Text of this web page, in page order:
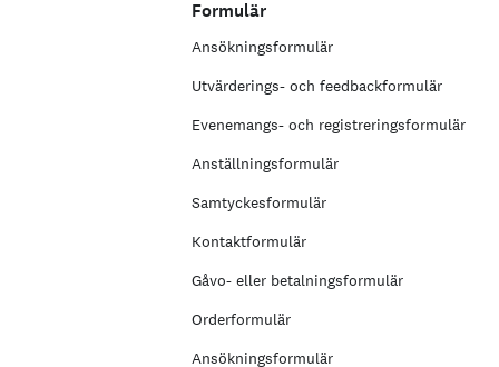
Formulär
Ansökningsformulär
Utvärderings- och feedbackformulär
Evenemangs- och registreringsformulär
Anställningsformulär
Samtyckesformulär
Kontaktformulär
Gåvo- eller betalningsformulär
Orderformulär
Ansökningsformulär